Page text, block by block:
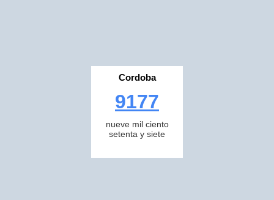
Cordoba
9177
nueve mil ciento
setenta y siete